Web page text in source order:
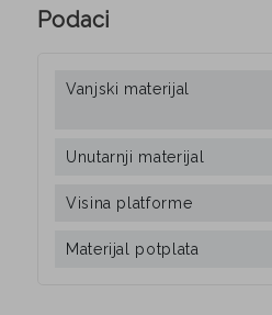
Podaci
Vanjski materijal
Unutarnji materijal
Visina platforme
Materijal potplata